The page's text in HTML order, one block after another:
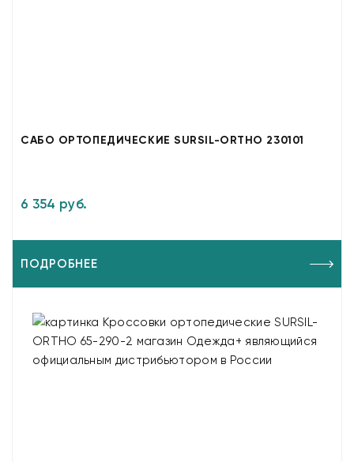
САБО ОРТОПЕДИЧЕСКИЕ SURSIL-ORTHO 230101
6 354 руб.
ПОДРОБНЕЕ